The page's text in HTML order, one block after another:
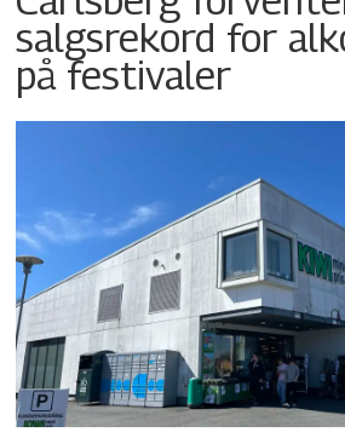
salgsrekord for
på festivaler